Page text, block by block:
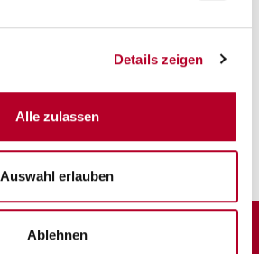
Details zeigen
Alle zulassen
Auswahl erlauben
Ablehnen